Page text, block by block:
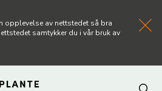
opplevelse av nettstedet så bra
samtykker du i vår bruk av